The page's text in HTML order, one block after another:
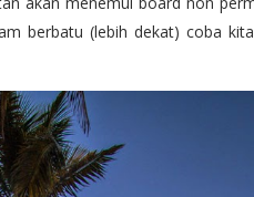
berbatu (lebih dekat) coba